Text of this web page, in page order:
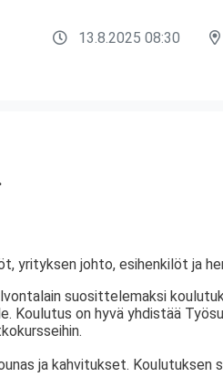
13.8.2025 08:30
yrityksen johto, esihenkilöt ja
suosittelemaksi
Koulutus on hyvä yhdistää
ja kahvitukset. Koulutuksen